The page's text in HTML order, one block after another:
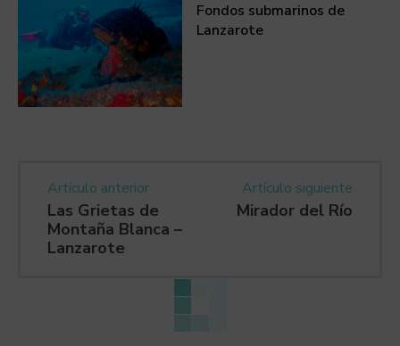
Fondos submarinos de
Lanzarote
Artículo anterior
Las Grietas de
Montaña Blanca –
Lanzarote
Artículo siguiente
Mirador del Río